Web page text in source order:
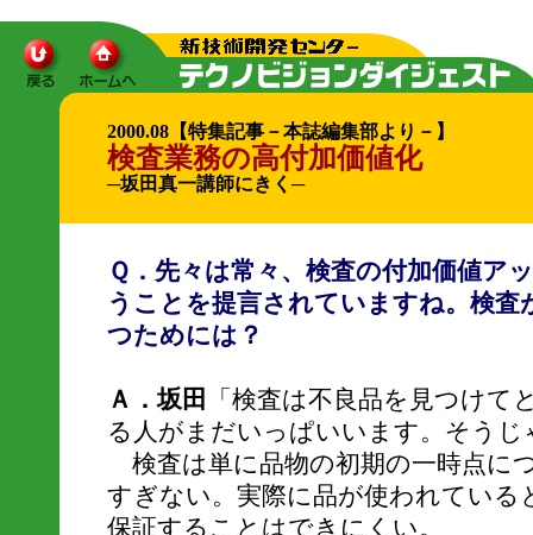
2000.08【特集記事－本誌編集部より－】
検査業務の高付加価値化
─坂田真一講師にきく─
Ｑ．先々は常々、検査の付加価値ア
うことを提言されていますね。検査
つためには？
Ａ．坂田
「検査は不良品を見つけ
る人がまだいっぱいいます。そうじ
検査は単に品物の初期の一時点に
すぎない。実際に品が使われている
保証することはできにくい。